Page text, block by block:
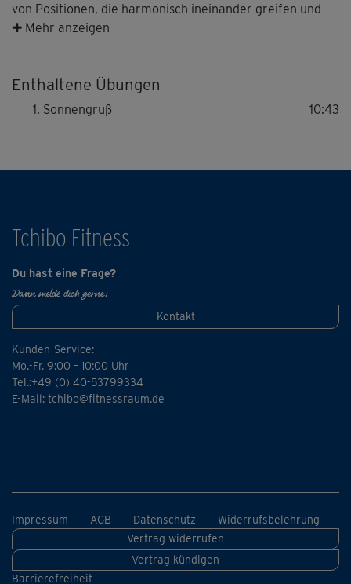
von Positionen, die harmonisch ineinander greifen und
den Körper in Balance bringen.
Der Kreislauf wird angeregt, durch die verschiedenen
Haltungen wird die Wirbelsäule in alle Richtungen
jeden Morgen.
✚ Mehr anzeigen
Enthaltene Übungen
Sonnengruß 10:43
Tchibo Fitness
Du hast eine Frage?
Dann melde dich gerne:
Kontakt
Kunden-Service:
Mo.-Fr. 9:00 – 10:00 Uhr
Tel.:+49 (0) 40-53799334
E-Mail: tchibo@fitnessraum.de
Impressum AGB Datenschutz
Widerrufsbelehrung
Vertrag widerrufen
Vertrag kündigen
Barrierefreiheit